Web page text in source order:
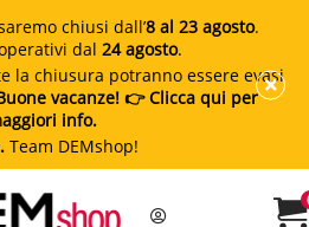
chiusi dall’8 al 23 agosto.
dal 24 agosto.
la chiusura potranno essere evasi
vacanze! 👉 Clicca qui per
info.
Team DEMshop!